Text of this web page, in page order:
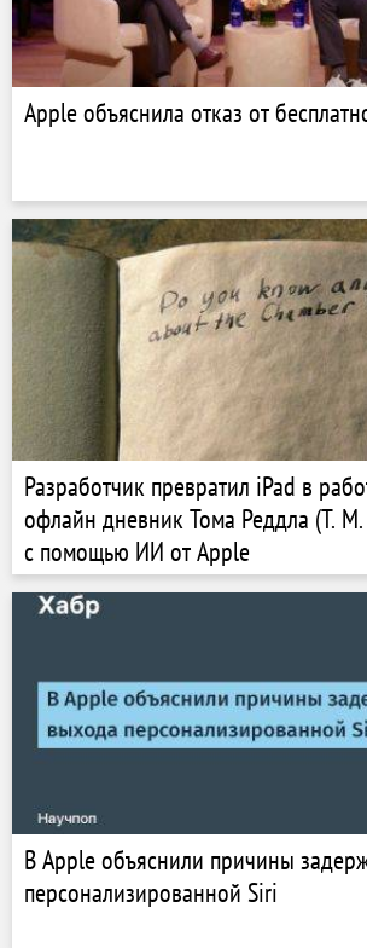
Apple объяснила отказ от
Разработчик превратил iPad в
офлайн дневник Тома Реддла (T.
с помощью ИИ от Apple
В Apple объяснили причины
персонализированной Siri